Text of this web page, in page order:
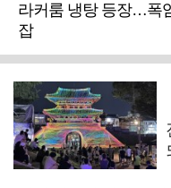
라커룸 냉탕 등장…폭
잡